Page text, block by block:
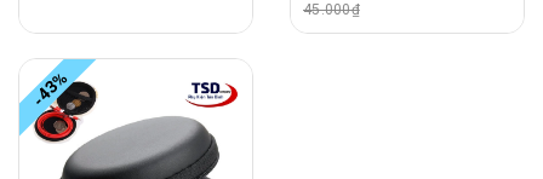
45.000₫
-43%